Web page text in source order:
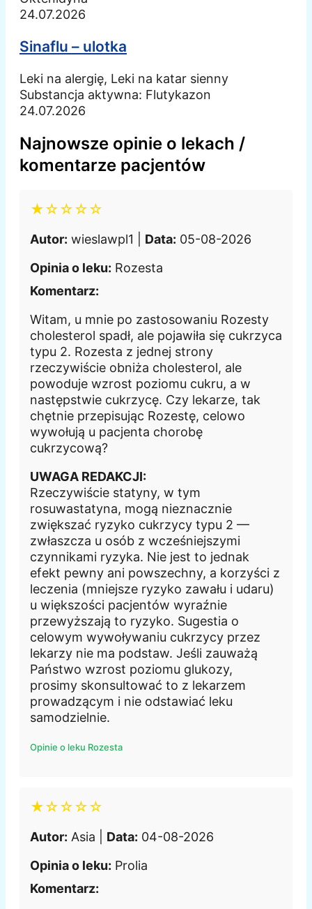
24.07.2026
Sinaflu – ulotka
Leki na alergię, Leki na katar sienny
Substancja aktywna: Flutykazon
24.07.2026
Najnowsze opinie o lekach /
komentarze pacjentów
★☆☆☆☆
Autor: wieslawpl1 | Data: 05-08-2026
Opinia o leku: Rozesta
Komentarz:
Witam, u mnie po zastosowaniu Rozesty
cholesterol spadł, ale pojawiła się cukrzyca
typu 2. Rozesta z jednej strony
rzeczywiście obniża cholesterol, ale
powoduje wzrost poziomu cukru, a w
następstwie cukrzycę. Czy lekarze, tak
chętnie przepisując Rozestę, celowo
wywołują u pacjenta chorobę
cukrzycową?
UWAGA REDAKCJI:
Rzeczywiście statyny, w tym
rosuwastatyna, mogą nieznacznie
zwiększać ryzyko cukrzycy typu 2 —
zwłaszcza u osób z wcześniejszymi
czynnikami ryzyka. Nie jest to jednak
efekt pewny ani powszechny, a korzyści z
leczenia (mniejsze ryzyko zawału i udaru)
u większości pacjentów wyraźnie
przewyższają to ryzyko. Sugestia o
celowym wywoływaniu cukrzycy przez
lekarzy nie ma podstaw. Jeśli zauważą
Państwo wzrost poziomu glukozy,
prosimy skonsultować to z lekarzem
prowadzącym i nie odstawiać leku
samodzielnie.
Opinie o leku Rozesta
★☆☆☆☆
Autor: Asia | Data: 04-08-2026
Opinia o leku: Prolia
Komentarz: